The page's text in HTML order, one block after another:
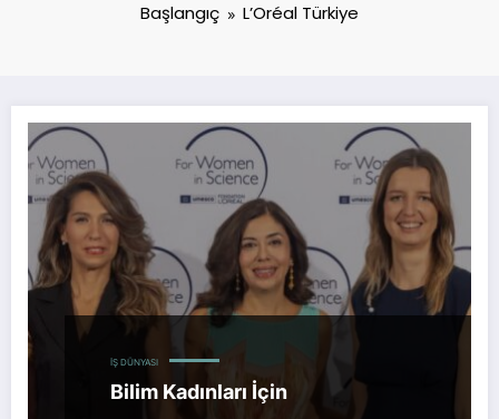
Başlangıç L’Oréal Türkiye
İŞ DÜNYASI
Bilim Kadınları İçin